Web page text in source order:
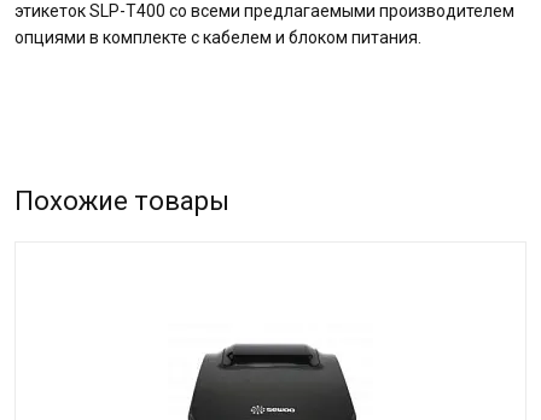
этикеток SLP-T400 со всеми предлагаемыми производителем
опциями в комплекте с кабелем и блоком питания.
Похожие товары